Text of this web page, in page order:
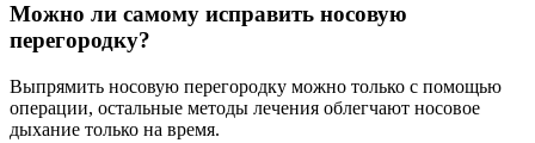
Можно ли самому исправить носовую
перегородку?
Выпрямить носовую перегородку можно только с помощью
операции, остальные методы лечения облегчают носовое
дыхание только на время.